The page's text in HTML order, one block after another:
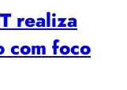
realiza
com foco